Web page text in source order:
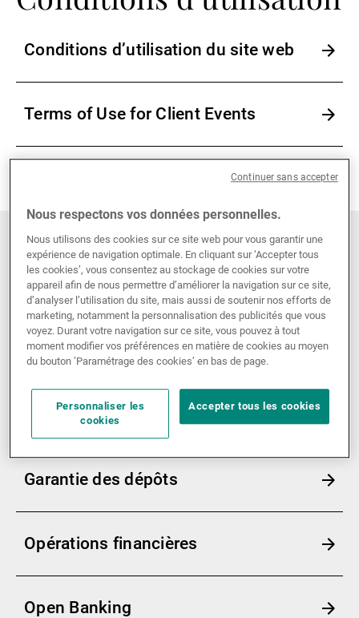
Conditions d’utilisation du site web
Terms of Use for Client Events
Banking and Financial
Services
Digital Onboarding
Garantie des dépôts
Opérations financières
Open Banking
Nous respectons vos données personnelles.
Nous utilisons des cookies sur ce site web pour vous garantir une
expérience de navigation optimale. En cliquant sur ‘Accepter tous
les cookies’, vous consentez au stockage de cookies sur votre
appareil afin de nous permettre d’améliorer la navigation sur ce site,
d’analyser l’utilisation du site, mais aussi de soutenir nos efforts de
marketing, notamment la personnalisation des publicités que vous
voyez. Durant votre navigation sur ce site, vous pouvez à tout
moment modifier vos préférences en matière de cookies au moyen
du bouton ’Paramétrage des cookies’ en bas de page.
Personnaliser les
cookies
Accepter tous les cookies
Continuer sans accepter